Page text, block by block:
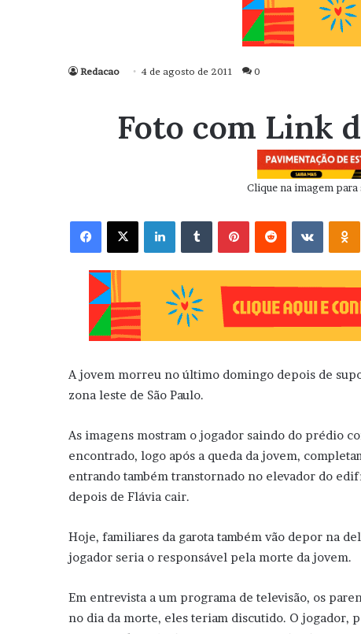
Redacao 4 de agosto de 2011 0
Foto com Link
Clique na imagem
Facebook X Linkedin VK
A jovem morreu no último domingo depois de
zona leste de São Paulo.
As imagens mostram o jogador saindo do prédio
encontrado, logo após a queda da jovem,
entrando também transtornado no elevador do
depois de Flávia cair.
Hoje, familiares da garota também vão depor na
jogador seria o responsável pela morte da jovem.
Em entrevista a um programa de televisão, os
no dia da morte, eles teriam discutido. O jogador,